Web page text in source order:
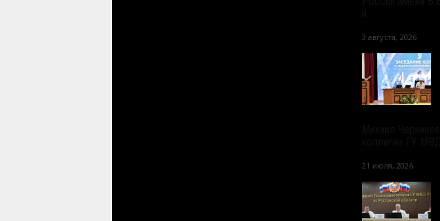
3 августа, 2026
21 июля, 2026